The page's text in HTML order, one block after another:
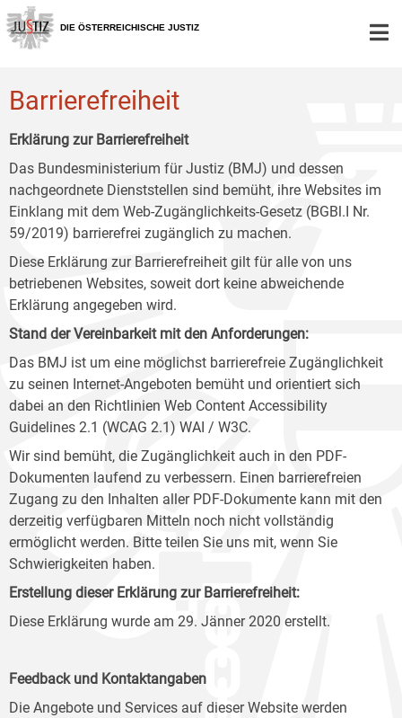
Zur
Hauptnavigation
[1]
Zum
Inhalt
[2]
Zum
Untermenü
[3]
DIE ÖSTERREICHISCHE JUSTIZ
Barrierefreiheit
Erklärung zur Barrierefreiheit
Das Bundesministerium für Justiz (BMJ) und dessen
nachgeordnete Dienststellen sind bemüht, ihre Websites im
Einklang mit dem Web-Zugänglichkeits-Gesetz (BGBl.I Nr.
59/2019) barrierefrei zugänglich zu machen.
Diese Erklärung zur Barrierefreiheit gilt für alle von uns
betriebenen Websites, soweit dort keine abweichende
Erklärung angegeben wird.
Stand der Vereinbarkeit mit den Anforderungen:
Das BMJ ist um eine möglichst barrierefreie Zugänglichkeit
zu seinen Internet-Angeboten bemüht und orientiert sich
dabei an den Richtlinien Web Content Accessibility
Guidelines 2.1 (WCAG 2.1) WAI / W3C.
Wir sind bemüht, die Zugänglichkeit auch in den PDF-
Dokumenten laufend zu verbessern. Einen barrierefreien
Zugang zu den Inhalten aller PDF-Dokumente kann mit den
derzeitig verfügbaren Mitteln noch nicht vollständig
ermöglicht werden. Bitte teilen Sie uns mit, wenn Sie
Schwierigkeiten haben.
Erstellung dieser Erklärung zur Barrierefreiheit:
Diese Erklärung wurde am 29. Jänner 2020 erstellt.
Feedback und Kontaktangaben
Die Angebote und Services auf dieser Website werden